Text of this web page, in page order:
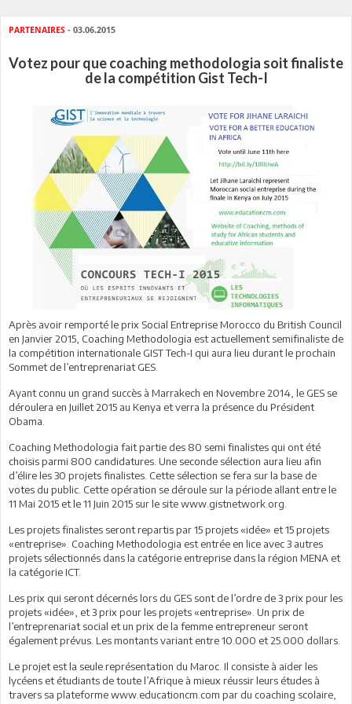
PARTENAIRES - 03.06.2015
Votez pour que coaching methodologia soit finaliste
de la compétition Gist Tech-I
Après avoir remporté le prix Social Entreprise Morocco du British Council
en Janvier 2015, Coaching Methodologia est actuellement semifinaliste de
la compétition internationale GIST Tech-I qui aura lieu durant le prochain
Sommet de l’entreprenariat GES.
Ayant connu un grand succès à Marrakech en Novembre 2014, le GES se
déroulera en Juillet 2015 au Kenya et verra la présence du Président
Obama.
Coaching Methodologia fait partie des 80 semi finalistes qui ont été
choisis parmi 800 candidatures. Une seconde sélection aura lieu afin
d’élire les 30 projets finalistes. Cette sélection se fera sur la base de
votes du public. Cette opération se déroule sur la période allant entre le
11 Mai 2015 et le 11 Juin 2015 sur le site www.gistnetwork.org.
Les projets finalistes seront repartis par 15 projets «idée» et 15 projets
«entreprise». Coaching Methodologia est entrée en lice avec 3 autres
projets sélectionnés dans la catégorie entreprise dans la région MENA et
la catégorie ICT.
Les prix qui seront décernés lors du GES sont de l’ordre de 3 prix pour les
projets «idée», et 3 prix pour les projets «entreprise». Un prix de
l’entreprenariat social et un prix de la femme entrepreneur seront
également prévus. Les montants variant entre 10.000 et 25.000 dollars.
Le projet est la seule représentation du Maroc. Il consiste à aider les
lycéens et étudiants de toute l’Afrique à mieux réussir leurs études à
travers sa plateforme www.educationcm.com par du coaching scolaire,